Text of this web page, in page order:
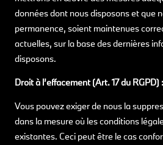
données dont nous disposons et que
permanence, soient maintenues
actuelles, sur la base des dernières
disposons.
Droit à l’effacement (Art. 17 du RGPD) :
Vous pouvez exiger de nous la
dans la mesure où les conditions
existantes. Ceci peut être le cas